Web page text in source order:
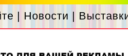
| Новости |